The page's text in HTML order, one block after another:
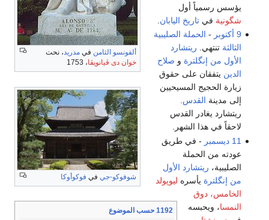
ألفونسو الثامن في مدريد ، نحت
خوان دى ڤيانويڤا، 1753
شوفوكو-جي في فوكوأوكا
1192 حسب الموضوع
يؤسس رسمياً أول
شگونية فيتاريخ اليابان
9 أكتوبر
- الحملة الصليبية
الثالثة تنتهي. ريتشارد
الأول من إنگلترة و صلاح
الدين يتفقان على حقوق
زيارة الحجيج المسيحيين
إلى مدينة القدس.
ريتشارد يغادر القدس
لاحقاً في هذا الشهر.
11 ديسمبر
- في طريق
عودته من الحملة
الصليبية، ريتشارد الأول
من إنگلترة يأسره ليوپولد
الخامس، دوق
النمسا، ويحبسه